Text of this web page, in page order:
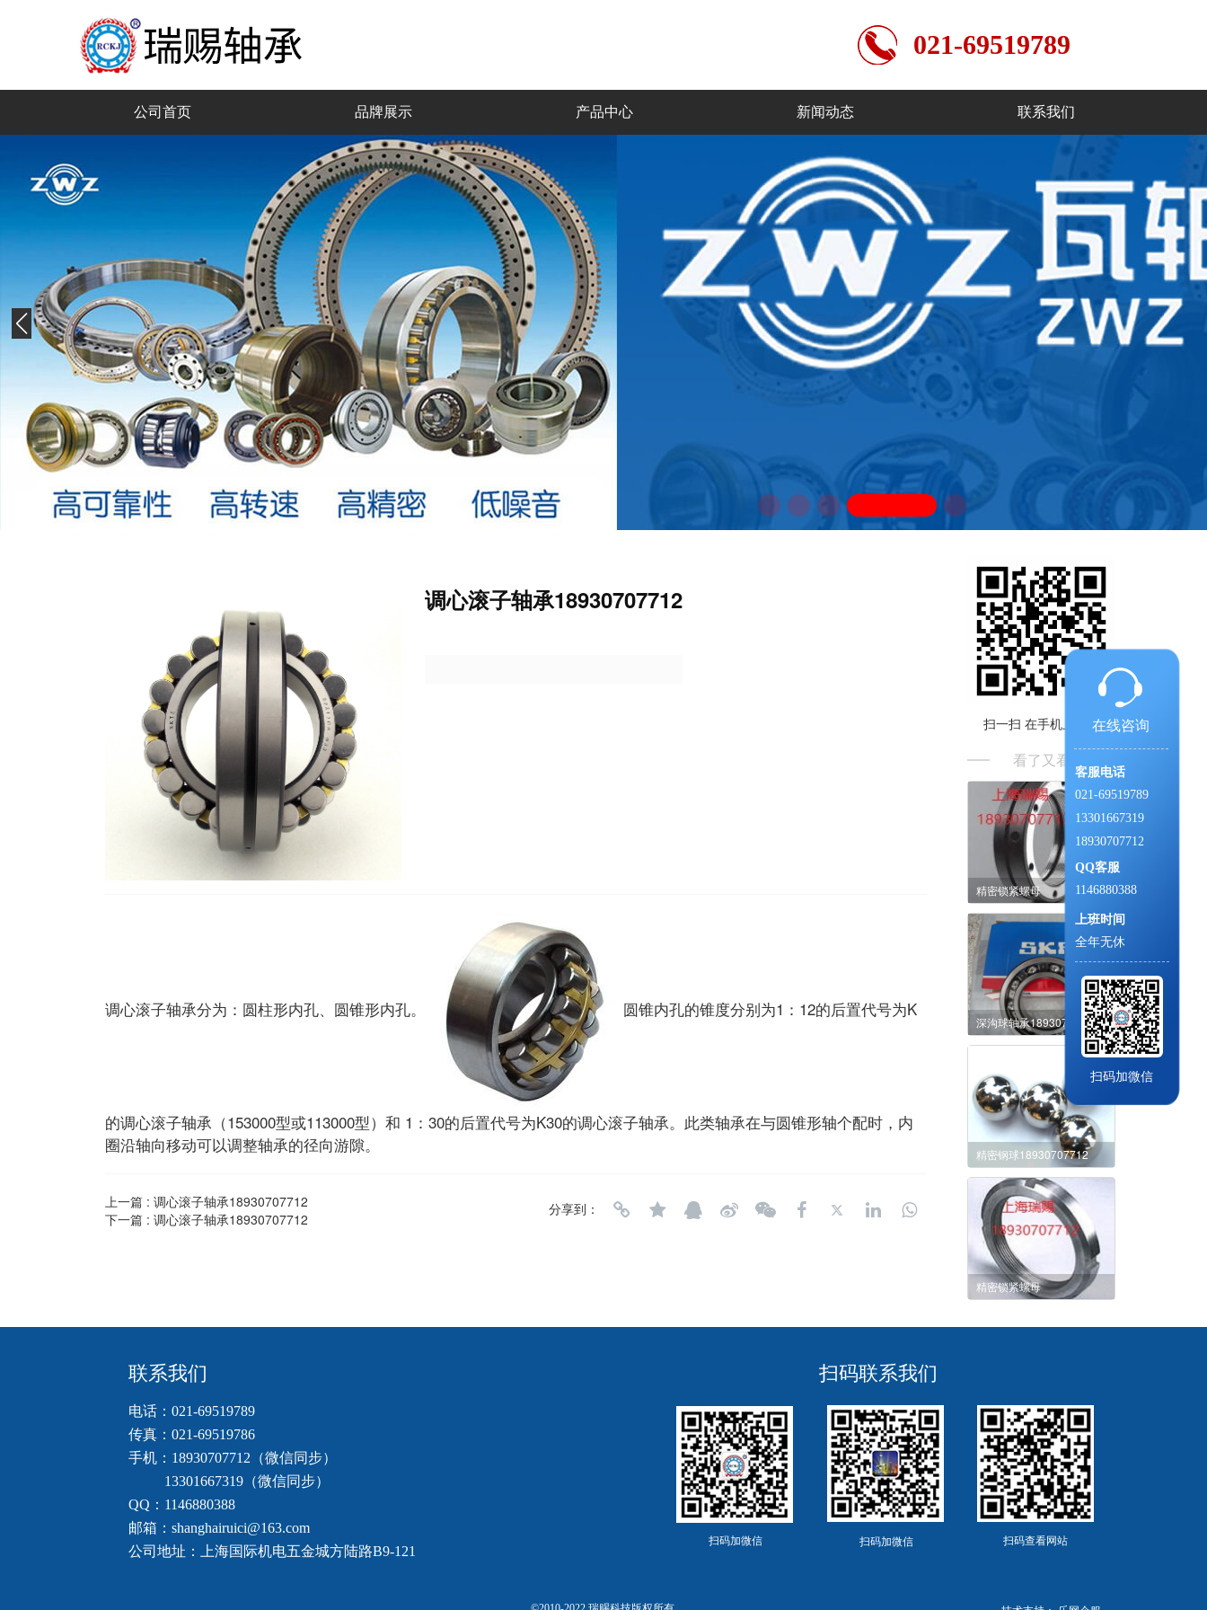
021-69519789
公司首页 品牌展示 产品中心 新闻动态 联系我们
在线咨询
客服电话
021-69519789
13301667319
18930707712
QQ客服
1146880388
上班时间
全年无休
扫码加微信
调心滚子轴承18930707712
调心滚子轴承分为：圆柱形内孔、圆锥形内孔。 圆锥内孔的锥度分别为1：12的后置代号为K
的调心滚子轴承（153000型或113000型）和 1：30的后置代号为K30的调心滚子轴承。此类轴承在与圆锥形轴个配时，内
圈沿轴向移动可以调整轴承的径向游隙。
上一篇 : 调心滚子轴承18930707712
下一篇 : 调心滚子轴承18930707712
分享到：
扫一扫 在手机上阅读
看了又看
精密锁紧螺母
深沟球轴承18930707712
精密钢球18930707712
精密锁紧螺母
联系我们
电话：021-69519789
传真：021-69519786
手机：18930707712（微信同步）
          13301667319（微信同步）
QQ：1146880388
邮箱：shanghairuici@163.com
公司地址：上海国际机电五金城方陆路B9-121
扫码加微信
扫码联系我们
扫码加微信 扫码查看网站